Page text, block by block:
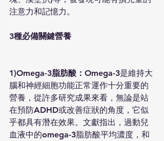
注意力和記憶力。
3種必備關鍵營養
1)Omega-3脂肪酸： Omega-3是維持大
腦和神經細胞功能正常運作十分重要的
營養，從許多研究成果來看，無論是站
在預防ADHD或改善症狀的角度，它似
乎都具有潛在效果。文獻指出，過動兒
血液中的omega-3脂肪酸平均濃度，和